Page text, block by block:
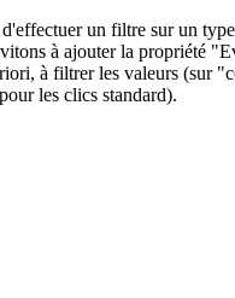
un filtre sur un
à ajouter la propriété
à filtrer les valeurs (sur
les clics standard).